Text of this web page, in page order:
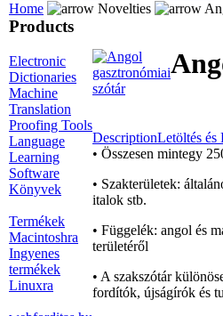
Home
Novelties
Products
Electronic
Dictionaries
Machine
Translation
Proofing Tools
Language
Learning
Software
Könyvek
Termékek
Macintoshra
Ingyenes
termékek
Linuxra
DescriptionLetöltés és
• Összesen mintegy
• Szakterületek:
italok stb.
• Függelék: angol és
területéről
• A szakszótár
fordítók, újságírók és